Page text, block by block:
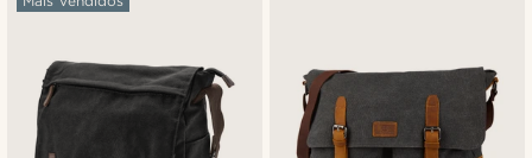
Preço mais alto